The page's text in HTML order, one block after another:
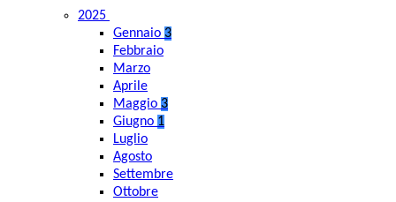
2025
Gennaio 3
Febbraio
Marzo
Aprile
Maggio 3
Giugno 1
Luglio
Agosto
Settembre
Ottobre